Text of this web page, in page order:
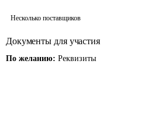
Несколько поставщиков
Документы для участия
По желанию: Реквизиты